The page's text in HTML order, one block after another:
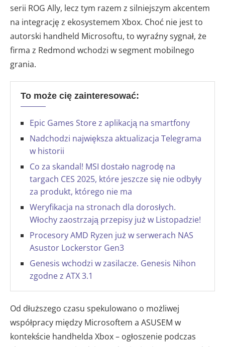
serii ROG Ally, lecz tym razem z silniejszym akcentem
na integrację z ekosystemem Xbox. Choć nie jest to
autorski handheld Microsoftu, to wyraźny sygnał, że
firma z Redmond wchodzi w segment mobilnego
grania.
To może cię zainteresować:
Epic Games Store z aplikacją na smartfony
Nadchodzi największa aktualizacja Telegrama
w historii
Co za skandal! MSI dostało nagrodę na
targach CES 2025, które jeszcze się nie odbyły
za produkt, którego nie ma
Weryfikacja na stronach dla dorosłych.
Włochy zaostrzają przepisy już w Listopadzie!
Procesory AMD Ryzen już w serwerach NAS
Asustor Lockerstor Gen3
Genesis wchodzi w zasilacze. Genesis Nihon
zgodne z ATX 3.1
Od dłuższego czasu spekulowano o możliwej
współpracy między Microsoftem a ASUSEM w
kontekście handhelda Xbox – ogłoszenie podczas